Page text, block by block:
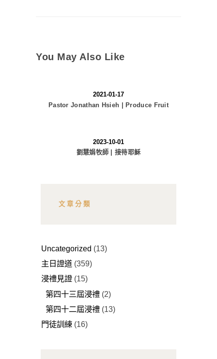
You May Also Like
2021-01-17
Pastor Jonathan Hsieh | Produce Fruit
2023-10-01
劉慧娟牧師 | 接待耶穌
文章分類
Uncategorized (13)
主日證道 (359)
浸禮見證 (15)
第四十三屆浸禮 (2)
第四十二屆浸禮 (13)
門徒訓練 (16)